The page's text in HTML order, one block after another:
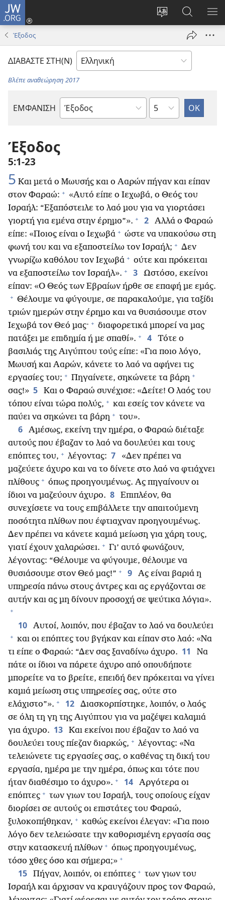
JW.ORG
Αλλαγή
γλώσσας
ιστότοπου
Σύνδεση
(ανοίγει
παράθυρο)
στο
JW.ORG
Έξοδος
ΔΙΑΒΑΣΤΕ ΣΤΗ(Ν)
Βλέπε αναθεώρηση 2017
ΕΜΦΑΝΙΣΗ
Βιβλίο
Γραφής
Κεφάλαιο
Έξοδος
5:1-23
5 Και μετά ο Μωυσής και ο Ααρών πήγαν και είπαν
στον Φαραώ: + «Αυτό είπε ο Ιεχωβά, ο Θεός του
Ισραήλ: “Εξαπόστειλε το λαό μου για να γιορτάσει
γιορτή για εμένα στην έρημο”». + 2
Αλλά ο Φαραώ
είπε: «Ποιος είναι ο Ιεχωβά + ώστε να υπακούσω στη
φωνή του και να εξαποστείλω τον Ισραήλ; + Δεν
γνωρίζω καθόλου τον Ιεχωβά + ούτε και πρόκειται
να εξαποστείλω τον Ισραήλ». + 3
Ωστόσο, εκείνοι
είπαν: «Ο Θεός των Εβραίων ήρθε σε επαφή με εμάς.
+ Θέλουμε να φύγουμε, σε παρακαλούμε, για ταξίδι
τριών ημερών στην έρημο και να θυσιάσουμε στον
Ιεχωβά τον Θεό μας· + διαφορετικά μπορεί να μας
πατάξει με επιδημία ή με σπαθί». + 4
Τότε ο
βασιλιάς της Αιγύπτου τούς είπε: «Για ποιο λόγο,
Μωυσή και Ααρών, κάνετε το λαό να αφήνει τις
εργασίες του; + Πηγαίνετε, σηκώνετε τα βάρη +
σας!» 5
Και ο Φαραώ συνέχισε: «Δείτε! Ο λαός του
τόπου είναι τώρα πολύς, + και εσείς τον κάνετε να
παύει να σηκώνει τα βάρη + του».
6
Αμέσως, εκείνη την ημέρα, ο Φαραώ διέταξε
αυτούς που έβαζαν το λαό να δουλεύει και τους
επόπτες του, + λέγοντας: 7
«Δεν πρέπει να
μαζεύετε άχυρο και να το δίνετε στο λαό να φτιάχνει
πλίθους + όπως προηγουμένως. Ας πηγαίνουν οι
ίδιοι να μαζεύουν άχυρο. 8
Επιπλέον, θα
συνεχίσετε να τους επιβάλλετε την απαιτούμενη
ποσότητα πλίθων που έφτιαχναν προηγουμένως.
Δεν πρέπει να κάνετε καμιά μείωση για χάρη τους,
γιατί έχουν χαλαρώσει. + Γι’ αυτό φωνάζουν,
λέγοντας: “Θέλουμε να φύγουμε, θέλουμε να
θυσιάσουμε στον Θεό μας!” + 9
Ας είναι βαριά η
υπηρεσία πάνω στους άντρες και ας εργάζονται σε
αυτήν και ας μη δίνουν προσοχή σε ψεύτικα λόγια».
+
10 Αυτοί, λοιπόν, που έβαζαν το λαό να δουλεύει
+ και οι επόπτες του βγήκαν και είπαν στο λαό: «Να
τι είπε ο Φαραώ: “Δεν σας ξαναδίνω άχυρο. 11
Να
πάτε οι ίδιοι να πάρετε άχυρο από οπουδήποτε
μπορείτε να το βρείτε, επειδή δεν πρόκειται να γίνει
καμιά μείωση στις υπηρεσίες σας, ούτε στο
ελάχιστο”». + 12
Διασκορπίστηκε, λοιπόν, ο λαός
σε όλη τη γη της Αιγύπτου για να μαζέψει καλαμιά
για άχυρο. 13
Και εκείνοι που έβαζαν το λαό να
δουλεύει τους πίεζαν διαρκώς, + λέγοντας: «Να
τελειώνετε τις εργασίες σας, ο καθένας τη δική του
εργασία, ημέρα με την ημέρα, όπως και τότε που
ήταν διαθέσιμο το άχυρο». + 14
Αργότερα οι
επόπτες + των γιων του Ισραήλ, τους οποίους είχαν
διορίσει σε αυτούς οι επιστάτες του Φαραώ,
ξυλοκοπήθηκαν, + καθώς εκείνοι έλεγαν: «Για ποιο
λόγο δεν τελειώσατε την καθορισμένη εργασία σας
στην κατασκευή πλίθων + όπως προηγουμένως,
τόσο χθες όσο και σήμερα;» +
15 Πήγαν, λοιπόν, οι επόπτες + των γιων του
Ισραήλ και άρχισαν να κραυγάζουν προς τον Φαραώ,